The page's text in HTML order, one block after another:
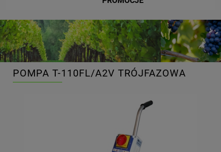
POMPA T-110FL/A2V TRÓJFAZOWA